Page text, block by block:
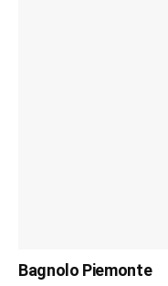
Bagnolo Piemonte